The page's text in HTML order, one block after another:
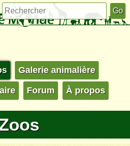
Galerie animalière
Forum À propos